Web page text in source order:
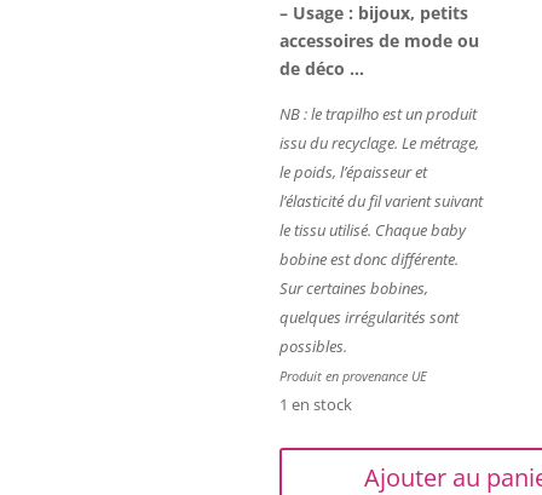
– Usage : bijoux, petits
accessoires de mode ou
de déco …
NB : le trapilho est un produit
issu du recyclage. Le métrage,
le poids, l’épaisseur et
l’élasticité du fil varient suivant
le tissu utilisé. Chaque baby
bobine est donc différente.
Sur certaines bobines,
quelques irrégularités sont
possibles.
Produit en provenance UE
1 en stock
Ajouter au